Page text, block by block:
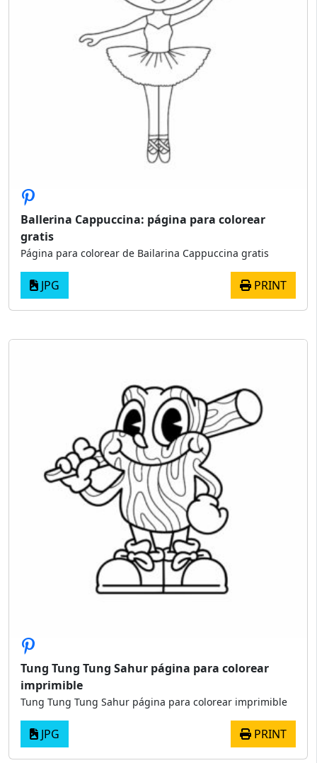
Ballerina Cappuccina: página para colorear
gratis
Página para colorear de Bailarina Cappuccina gratis
JPG PRINT
Tung Tung Tung Sahur página para colorear
imprimible
Tung Tung Tung Sahur página para colorear imprimible
JPG PRINT